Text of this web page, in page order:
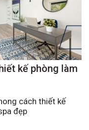
kế phòng làm
cách thiết kế
đẹp